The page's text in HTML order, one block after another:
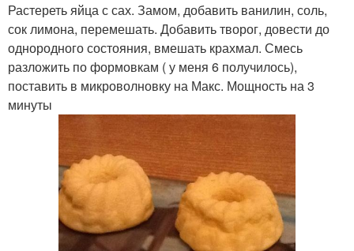
Растереть яйца с сах. Замом, добавить ванилин, соль,
сок лимона, перемешать. Добавить творог, довести до
однородного состояния, вмешать крахмал. Смесь
разложить по формовкам ( у меня 6 получилось),
поставить в микроволновку на Макс. Мощность на 3
минуты